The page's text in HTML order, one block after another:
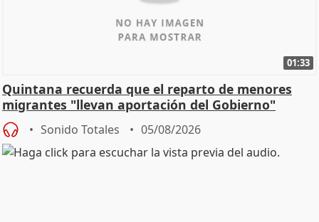
01:33
Quintana recuerda que el reparto de menores
migrantes "llevan aportación del Gobierno"
central
Sonido Totales 05/08/2026